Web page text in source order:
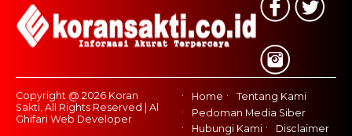
Copyright @ 2026 Koran
Sakti, All Rights Reserved | Al
Ghifari Web Developer
Home
Tentang Kami
Pedoman Media Siber
Hubungi Kami
Disclaimer